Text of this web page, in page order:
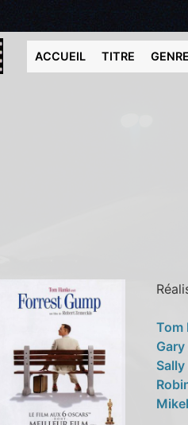
ACCUEIL TITRE GENRE
Tom
Sally